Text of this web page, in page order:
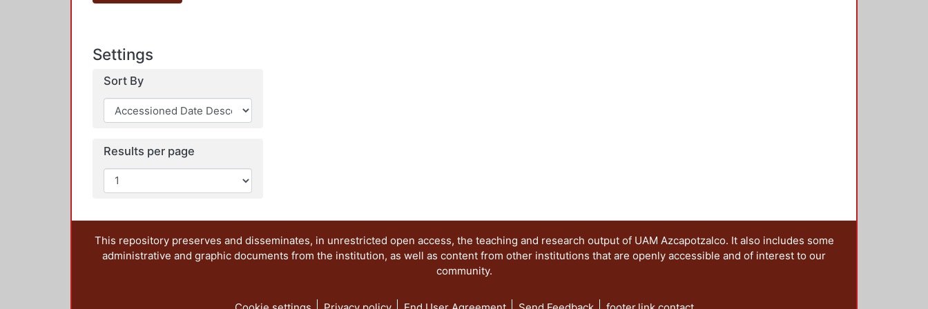
Settings
Sort By
Results per page
This repository preserves and disseminates, in unrestricted open access, the teaching and research output of UAM Azcapotzalco. It also includes some
administrative and graphic documents from the institution, as well as content from other institutions that are openly accessible and of interest to our
community.